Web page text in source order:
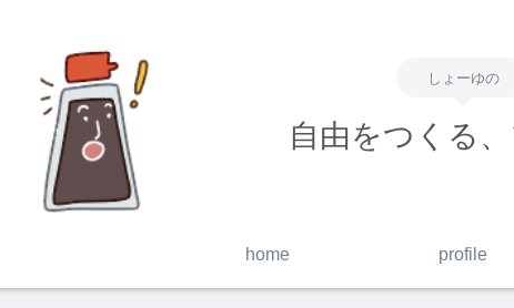
しょーゆの
自由をつくる、
home profile